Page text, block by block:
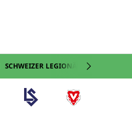
SCHWEIZER LEGIONÄRE NATI